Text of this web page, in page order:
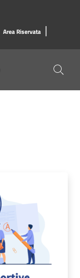
Area Riservata |